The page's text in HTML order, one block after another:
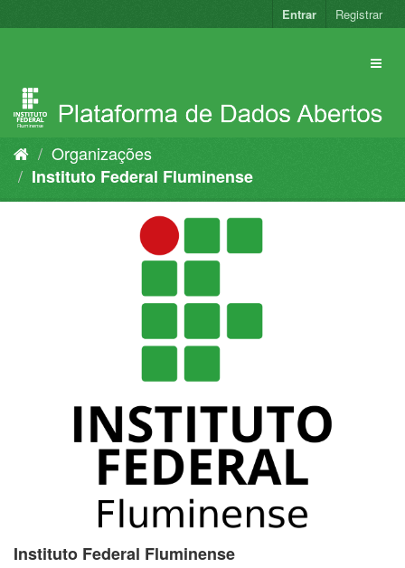
para
Entrar Registrar
Organizações
Instituto Federal Fluminense
Instituto Federal Fluminense